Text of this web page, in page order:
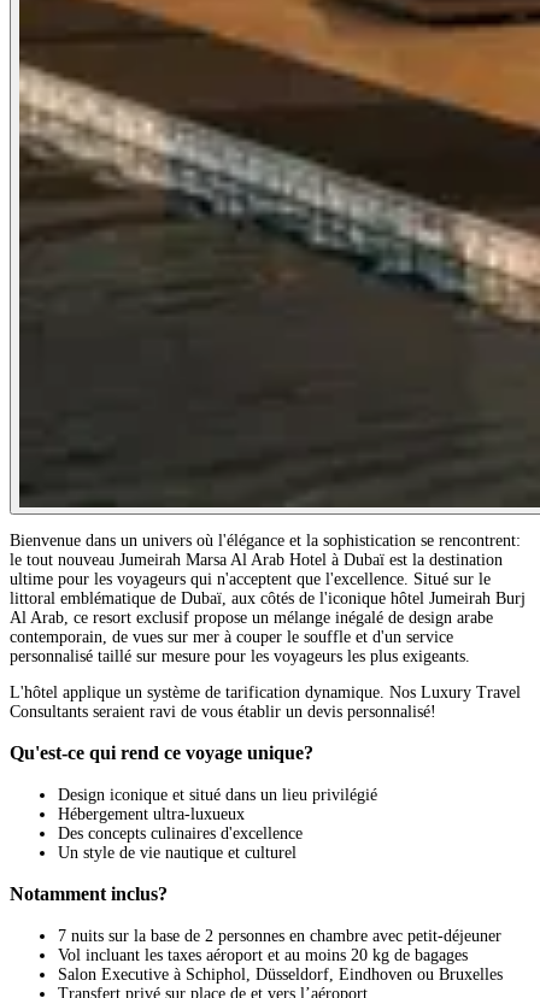
Bienvenue dans un univers où l'élégance et la sophistication se rencontrent:
le tout nouveau Jumeirah Marsa Al Arab Hotel à Dubaï est la destination
ultime pour les voyageurs qui n'acceptent que l'excellence. Situé sur le
littoral emblématique de Dubaï, aux côtés de l'iconique hôtel Jumeirah Burj
Al Arab, ce resort exclusif propose un mélange inégalé de design arabe
contemporain, de vues sur mer à couper le souffle et d'un service
personnalisé taillé sur mesure pour les voyageurs les plus exigeants.
L'hôtel applique un système de tarification dynamique. Nos Luxury Travel
Consultants seraient ravi de vous établir un devis personnalisé!
Qu'est-ce qui rend ce voyage unique?
Design iconique et situé dans un lieu privilégié
Hébergement ultra-luxueux
Des concepts culinaires d'excellence
Un style de vie nautique et culturel
Notamment inclus?
7 nuits sur la base de 2 personnes en chambre avec petit-déjeuner
Vol incluant les taxes aéroport et au moins 20 kg de bagages
Salon Executive à Schiphol, Düsseldorf, Eindhoven ou Bruxelles
Transfert privé sur place de et vers l’aéroport